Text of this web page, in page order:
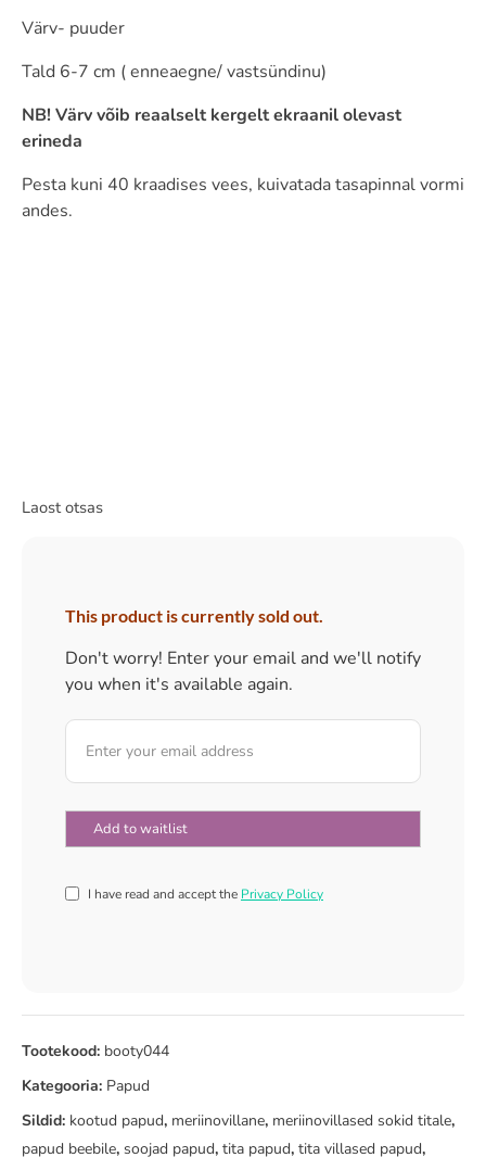
Värv- puuder
Tald 6-7 cm ( enneaegne/ vastsündinu)
NB! Värv võib reaalselt kergelt ekraanil olevast
erineda
Pesta kuni 40 kraadises vees, kuivatada tasapinnal vormi
andes.
Laost otsas
This product is currently sold out.
Don't worry! Enter your email and we'll notify
you when it's available again.
I have read and accept the Privacy Policy
Tootekood: booty044
Kategooria: Papud
Sildid: kootud papud, meriinovillane, meriinovillased sokid titale,
papud beebile, soojad papud, tita papud, tita villased papud,